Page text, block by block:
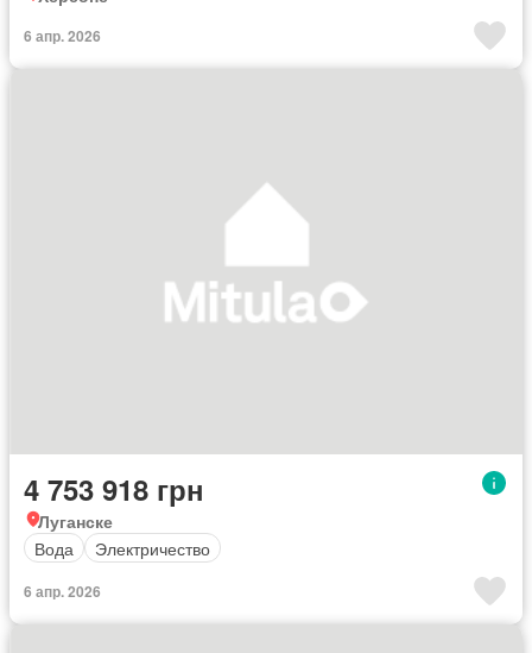
6 апр. 2026
4 753 918 грн
Луганске
Вода
Электричество
6 апр. 2026